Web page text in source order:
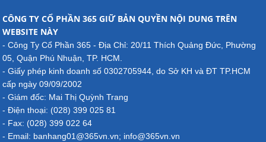
CÔNG TY CỔ PHẦN 365 GIỮ BẢN QUYỀN NỘI DUNG TRÊN
WEBSITE NÀY
- Công Ty Cổ Phần 365 - Địa Chỉ: 20/11 Thích Quảng Đức, Phường
05, Quận Phú Nhuận, TP. HCM.
- Giấy phép kinh doanh số 0302705944, do Sở KH và ĐT TP.HCM
cấp ngày 09/09/2002
- Giám đốc: Mai Thị Quỳnh Trang
- Điện thoại: (028) 399 025 81
- Fax: (028) 399 022 64
- Email: banhang01@365vn.vn; info@365vn.vn